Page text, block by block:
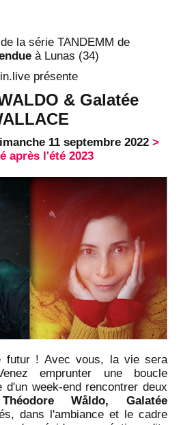
la série TANDEMM de
à Lunas (34)
présente
& Galatée
11 septembre 2022 >
après l'été 2023
futur ! Avec vous, la vie sera
emprunter une boucle
d'un week-end rencontrer deux
Théodore Wåldo, Galatée
dans l'ambiance et le cadre